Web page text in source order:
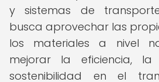
y sistemas de
busca aprovechar las
los materiales a nivel
mejorar la eficiencia,
sostenibilidad en el